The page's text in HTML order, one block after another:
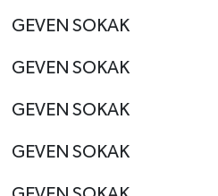
GEVEN SOKAK
GEVEN SOKAK
GEVEN SOKAK
GEVEN SOKAK